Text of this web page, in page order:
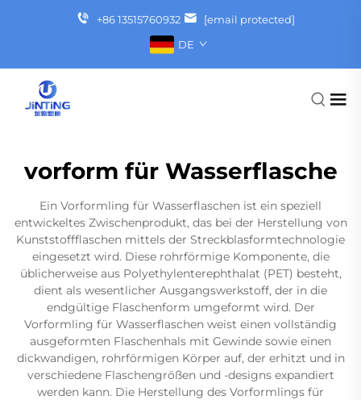
+86 13515760932
[email protected]
DE
vorform für Wasserflasche
Ein Vorformling für Wasserflaschen ist ein speziell
entwickeltes Zwischenprodukt, das bei der Herstellung von
Kunststoffflaschen mittels der Streckblasformtechnologie
eingesetzt wird. Diese rohrförmige Komponente, die
üblicherweise aus Polyethylenterephthalat (PET) besteht,
dient als wesentlicher Ausgangswerkstoff, der in die
endgültige Flaschenform umgeformt wird. Der
Vorformling für Wasserflaschen weist einen vollständig
ausgeformten Flaschenhals mit Gewinde sowie einen
dickwandigen, rohrförmigen Körper auf, der erhitzt und in
verschiedene Flaschengrößen und -designs expandiert
werden kann. Die Herstellung des Vorformlings für